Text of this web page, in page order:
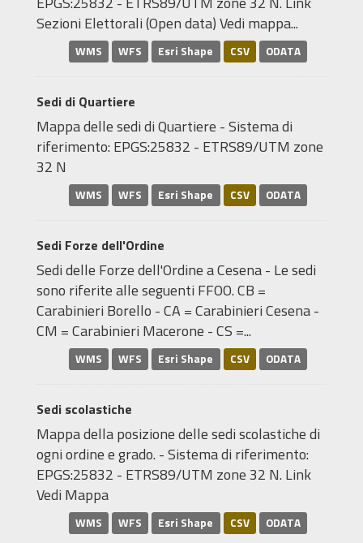
Sezioni Elettorali (Open data) Vedi mappa...
WMS WFS Esri Shape CSV ODATA
Sedi di Quartiere
Mappa delle sedi di Quartiere - Sistema di
riferimento: EPGS:25832 - ETRS89/UTM zone
32 N
WMS WFS Esri Shape CSV ODATA
Sedi Forze dell'Ordine
Sedi delle Forze dell'Ordine a Cesena - Le sedi
sono riferite alle seguenti FFOO. CB =
Carabinieri Borello - CA = Carabinieri Cesena -
CM = Carabinieri Macerone - CS =...
WMS WFS Esri Shape CSV ODATA
Sedi scolastiche
Mappa della posizione delle sedi scolastiche di
ogni ordine e grado. - Sistema di riferimento:
EPGS:25832 - ETRS89/UTM zone 32 N. Link
Vedi Mappa
WMS WFS Esri Shape CSV ODATA